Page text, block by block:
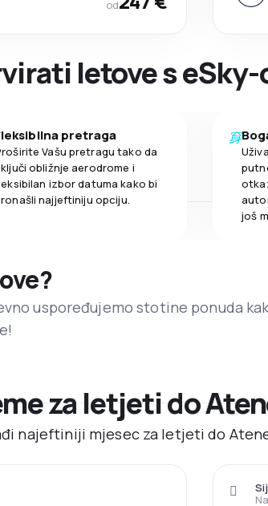
od
letove s eSky-
pretraga
Vašu pretragu tako da
obližnje aerodrome i
izbor datuma kako bi
najjeftiniju opciju.
još
uspoređujemo stotine ponuda
za letjeti do
najeftiniji mjesec za letjeti do